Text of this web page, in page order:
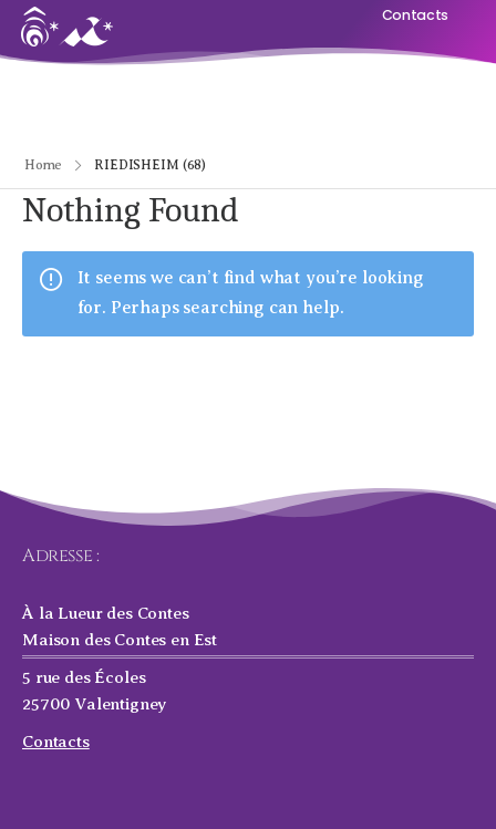
Contacts
Home RIEDISHEIM (68)
Nothing Found
It seems we can’t find what you’re looking
for. Perhaps searching can help.
Adresse :
À la Lueur des Contes
Maison des Contes en Est
5 rue des Écoles
25700 Valentigney
Contacts